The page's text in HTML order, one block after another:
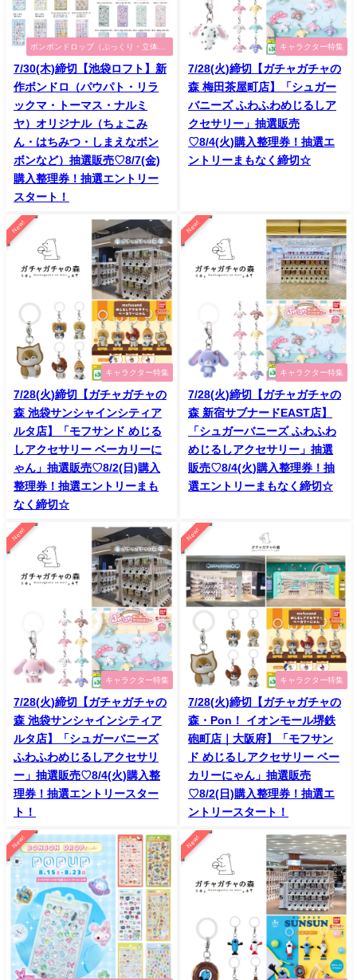
ボンボンドロップ（ぷっくり・立体シ
7/30(木)締切【池袋ロフト】新
作ボンドロ（パウパト・リラ
ックマ・トーマス・ナルミ
ヤ）オリジナル（ちょこみ
ん・はちみつ・しまえなボン
ボンなど）抽選販売♡8/7(金)
購入整理券！抽選エントリー
スタート！
キャラクター特集
7/28(火)締切【ガチャガチャの
森 梅田茶屋町店】「シュガー
バニーズ ふわふわめじるしア
クセサリー」抽選販売
♡8/4(火)購入整理券！抽選エ
ントリーまもなく締切☆
New!
キャラクター特集
7/28(火)締切【ガチャガチャの
森 池袋サンシャインシティア
ルタ店】「モフサンド めじる
しアクセサリー ベーカリーに
ゃん」抽選販売♡8/2(日)購入
整理券！抽選エントリーまも
なく締切☆
New!
キャラクター特集
7/28(火)締切【ガチャガチャの
森 新宿サブナードEAST店】
「シュガーバニーズ ふわふわ
めじるしアクセサリー」抽選
販売♡8/4(火)購入整理券！抽
選エントリーまもなく締切☆
New!
キャラクター特集
7/28(火)締切【ガチャガチャの
森 池袋サンシャインシティア
ルタ店】「シュガーバニーズ
ふわふわめじるしアクセサリ
ー」抽選販売♡8/4(火)購入整
理券！抽選エントリースター
ト！
New!
キャラクター特集
7/28(火)締切【ガチャガチャの
森・Pon！ イオンモール堺鉄
砲町店｜大阪府】「モフサン
ド めじるしアクセサリー ベー
カリーにゃん」抽選販売
♡8/2(日)購入整理券！抽選エ
ントリースタート！
New! New!